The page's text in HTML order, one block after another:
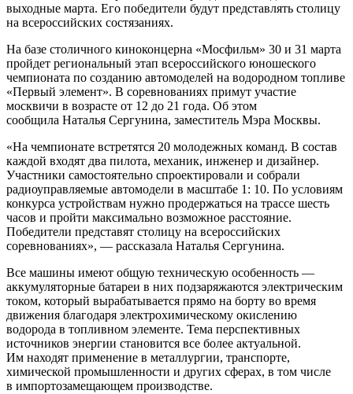
выходные марта. Его победители будут представлять столицу
на всероссийских состязаниях.
На базе столичного киноконцерна «Мосфильм» 30 и 31 марта
пройдет региональный этап всероссийского юношеского
чемпионата по созданию автомоделей на водородном топливе
«Первый элемент». В соревнованиях примут участие
москвичи в возрасте от 12 до 21 года. Об этом
сообщила Наталья Сергунина, заместитель Мэра Москвы.
«На чемпионате встретятся 20 молодежных команд. В состав
каждой входят два пилота, механик, инженер и дизайнер.
Участники самостоятельно спроектировали и собрали
радиоуправляемые автомодели в масштабе 1: 10. По условиям
конкурса устройствам нужно продержаться на трассе шесть
часов и пройти максимально возможное расстояние.
Победители представят столицу на всероссийских
соревнованиях», — рассказала Наталья Сергунина.
Все машины имеют общую техническую особенность —
аккумуляторные батареи в них подзаряжаются электрическим
током, который вырабатывается прямо на борту во время
движения благодаря электрохимическому окислению
водорода в топливном элементе. Тема перспективных
источников энергии становится все более актуальной.
Им находят применение в металлургии, транспорте,
химической промышленности и других сферах, в том числе
в импортозамещающем производстве.